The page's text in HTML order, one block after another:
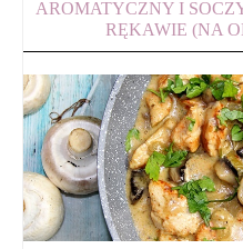
AROMATYCZNY I
RĘKAWIE (NA